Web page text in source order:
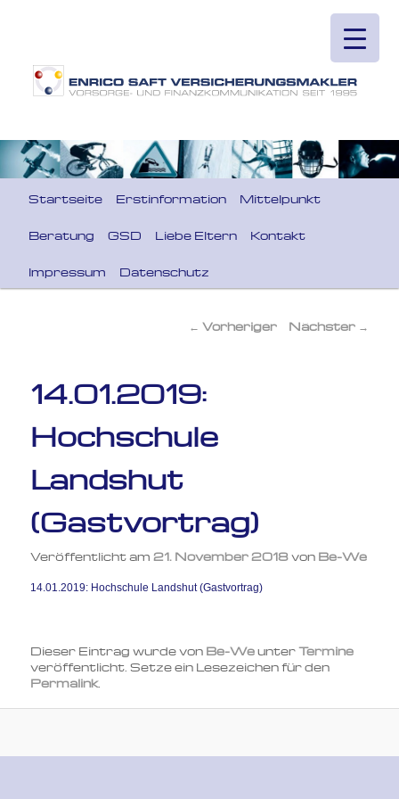
Zum primären Inhalt springen
Startseite Erstinformation
Mittelpunkt
Beratung
GSD Liebe Eltern
Kontakt
Impressum
Datenschutz
Beitragsnavigation
← Vorheriger Nächster →
14.01.2019:
Hochschule
Landshut
(Gastvortrag)
Veröffentlicht am21. November 2018vonBe-We
14.01.2019: Hochschule Landshut (Gastvortrag)
Dieser Eintrag wurde vonBe-WeunterTermine
veröffentlicht. Setze ein Lesezeichen für den
Permalink.